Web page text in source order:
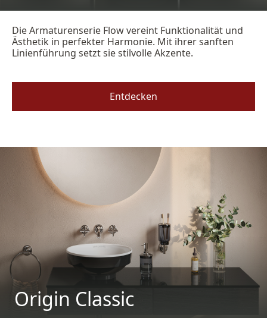
Die Armaturenserie Flow vereint Funktionalität und
Ästhetik in perfekter Harmonie. Mit ihrer sanften
Linienführung setzt sie stilvolle Akzente.​
Entdecken
Origin Classic